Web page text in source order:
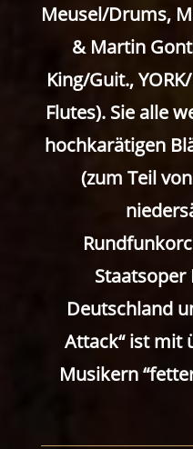
Meusel/Drums,
& Martin
King/Guit.,
Flutes). Sie alle
hochkarätigen
(zum Teil
Staatsoper
Deutschland
Attack“ ist mit
Musikern